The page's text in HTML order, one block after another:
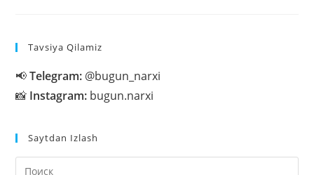
Tavsiya Qilamiz
📢Telegram: @bugun_narxi
📸 Instagram: bugun.narxi
Saytdan Izlash